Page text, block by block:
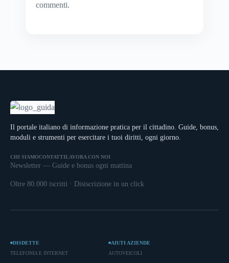
commenti.
Il portale italiano di informazione pratica per il cittadino. Guide, bonus,
moduli e strumenti per esercitare i tuoi diritti, ogni giorno.
CHI SIAMOCONTATTI LAVORA CON NOI
Newsletter — Guide e bonus ogni mattina
Oltre 80.000 iscritti · Disiscrizione in un click
DISDETTE
TELEFONIA E INTERNET
AIUTI AZIENDE
AUTOVEICOLI